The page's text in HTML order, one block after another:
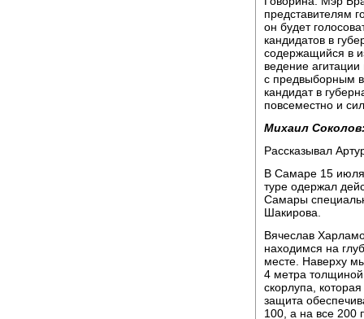
представителям
он будет
кандидатов в
содержащийся в
ведение
с предвыборным
кандидат в
повсеместно и
Михаил
Рассказывал
В Самаре 15
туре одержал
Самары
Шакирова.
Вячеслав
находимся на
месте. Наверху
4 метра
скорлупа,
защита
100, а на все 200